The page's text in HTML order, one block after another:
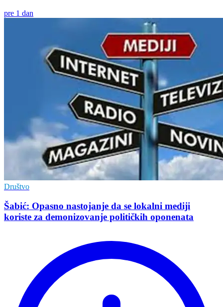
pre 1 dan
Društvo
Šabić: Opasno nastojanje da se lokalni mediji
koriste za demonizovanje političkih oponenata